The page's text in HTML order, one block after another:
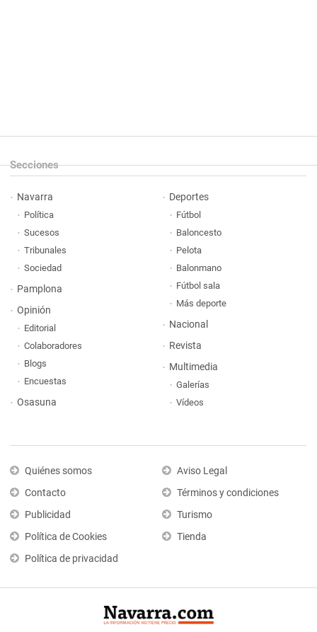
Secciones
Navarra
Política
Sucesos
Tribunales
Sociedad
Pamplona
Opinión
Editorial
Colaboradores
Blogs
Encuestas
Osasuna
Deportes
Fútbol
Baloncesto
Pelota
Balonmano
Fútbol sala
Más deporte
Nacional
Revista
Multimedia
Galerías
Vídeos
Quiénes somos
Contacto
Publicidad
Política de Cookies
Política de privacidad
Aviso Legal
Términos y condiciones
Turismo
Tienda